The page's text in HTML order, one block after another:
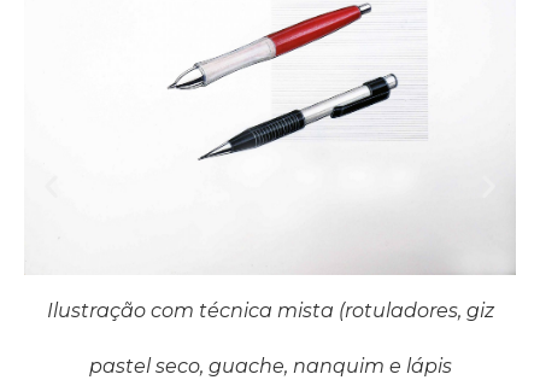
Ilustração com técnica mista (rotuladores, giz
pastel seco, guache, nanquim e lápis
Ilustração com técnica mista (rotuladores, giz
pastel seco, guache, nanquim e lápis